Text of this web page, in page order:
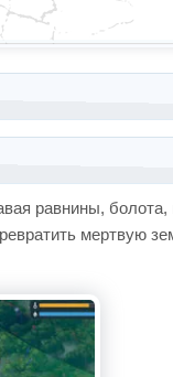
равнины,
мертвую